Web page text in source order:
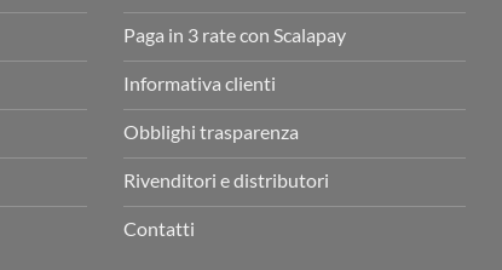
Paga in 3 rate con Scalapay
Informativa clienti
Obblighi trasparenza
Rivenditori e distributori
Contatti